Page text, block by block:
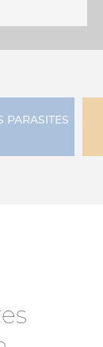
PARASITES